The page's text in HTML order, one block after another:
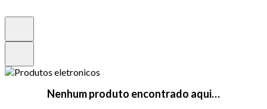
Nenhum produto encontrado aqui…